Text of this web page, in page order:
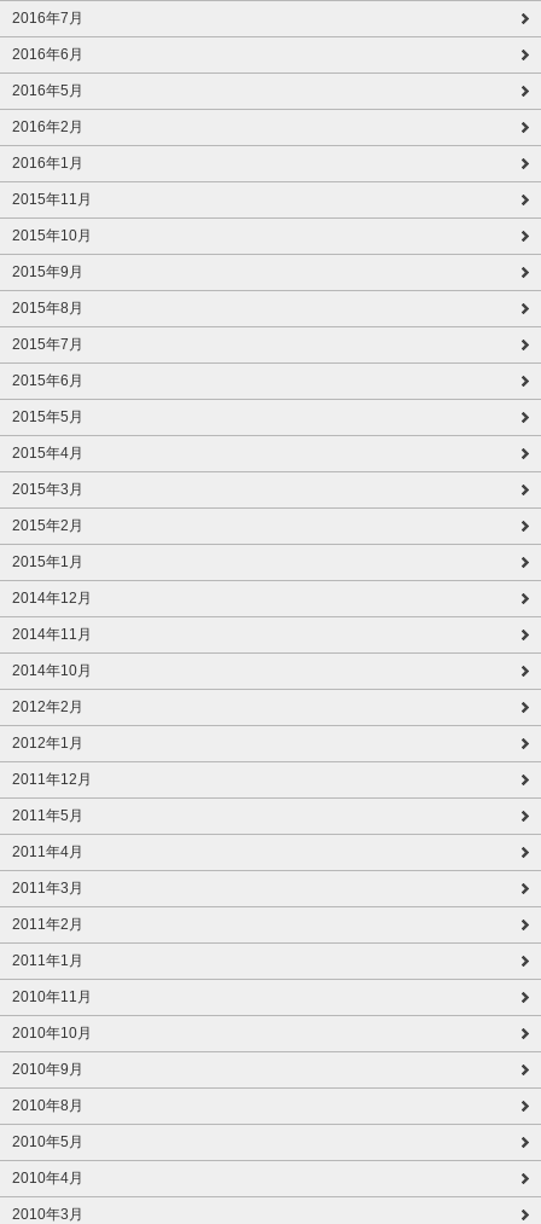
2016年7月
2016年6月
2016年5月
2016年2月
2016年1月
2015年11月
2015年10月
2015年9月
2015年8月
2015年7月
2015年6月
2015年5月
2015年4月
2015年3月
2015年2月
2015年1月
2014年12月
2014年11月
2014年10月
2012年2月
2012年1月
2011年12月
2011年5月
2011年4月
2011年3月
2011年2月
2011年1月
2010年11月
2010年10月
2010年9月
2010年8月
2010年5月
2010年4月
2010年3月